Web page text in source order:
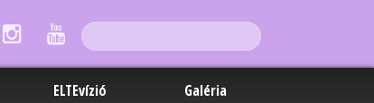
ELTEvízió Galéria